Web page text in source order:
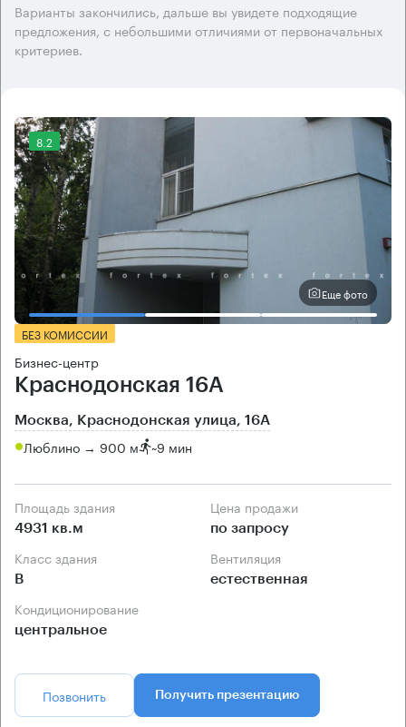
Варианты закончились, дальше вы увидете подходящие
предложения, с небольшими отличиями от первоначальных
критериев.
8.2
Еще фото
БЕЗ КОМИССИИ
Бизнес-центр
Краснодонская 16А
Москва, Краснодонская улица, 16А
Люблино → 900 м ~9 мин
Площадь здания
4931 кв.м
Цена продажи
по запросу
Класс здания
B
Вентиляция
естественная
Кондиционирование
центральное
Позвонить Получить презентацию